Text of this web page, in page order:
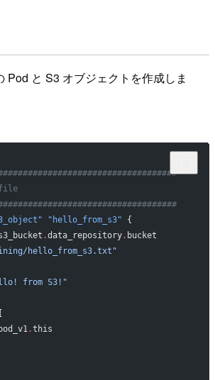
Pod と S3 オブジェクトを作成しま
file
"hello_from_s3" {
.data_repository. bucket
hello_from_s3.txt"
from S3!"
.this